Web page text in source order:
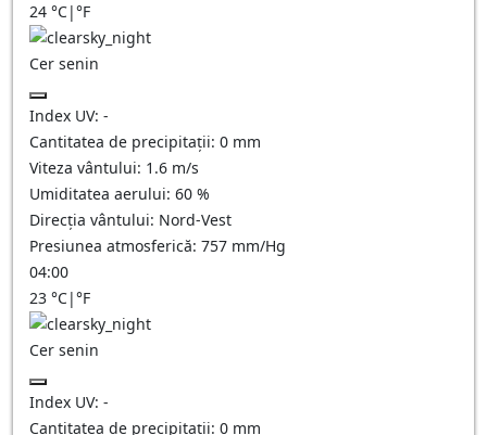
24 °C|°F
Cer senin
Index UV: -
Cantitatea de precipitații: 0 mm
Viteza vântului: 1.6 m/s
Umiditatea aerului: 60 %
Direcția vântului: Nord-Vest
Presiunea atmosferică: 757 mm/Hg
04:00
23 °C|°F
Cer senin
Index UV: -
Cantitatea de precipitații: 0 mm